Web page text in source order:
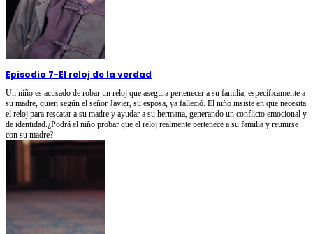
Episodio 7-El reloj de la verdad
Un niño es acusado de robar un reloj que asegura pertenecer a su familia, específicamente a
su madre, quien según el señor Javier, su esposa, ya falleció. El niño insiste en que necesita
el reloj para rescatar a su madre y ayudar a su hermana, generando un conflicto emocional y
de identidad.¿Podrá el niño probar que el reloj realmente pertenece a su familia y reunirse
con su madre?